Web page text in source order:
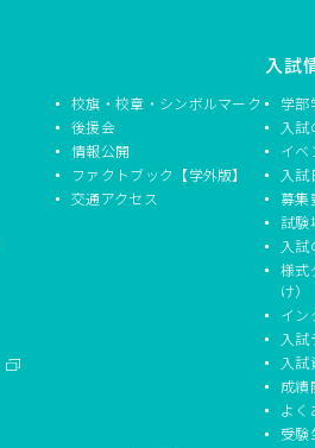
校旗・校章・シンボルマーク
後援会
情報公開
ファクトブック【学外版】
交通アクセス
入試
学部
入試
イベ
入試
募集
試験
入試
様式
け）
イン
入試
入試
成績
よく
受験